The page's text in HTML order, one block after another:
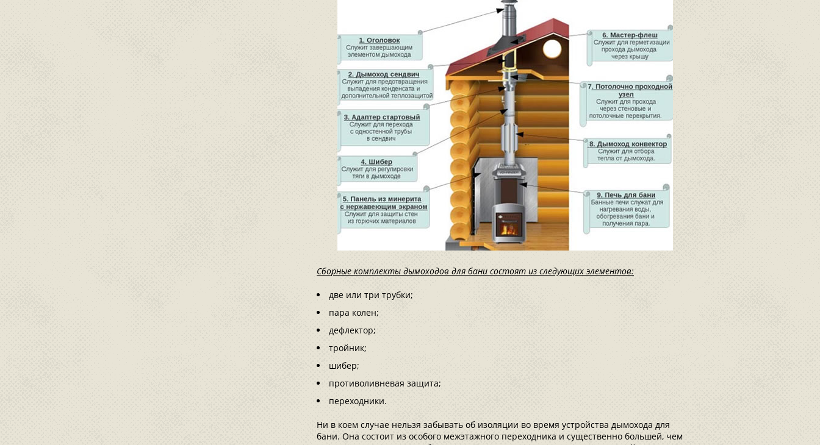
Сборные комплекты дымоходов для бани состоят из следующих элементов:
две или три трубки;
пара колен;
дефлектор;
тройник;
шибер;
противоливневая защита;
переходники.
Ни в коем случае нельзя забывать об изоляции во время устройства дымохода для
бани. Она состоит из особого межэтажного переходника и существенно большей, чем